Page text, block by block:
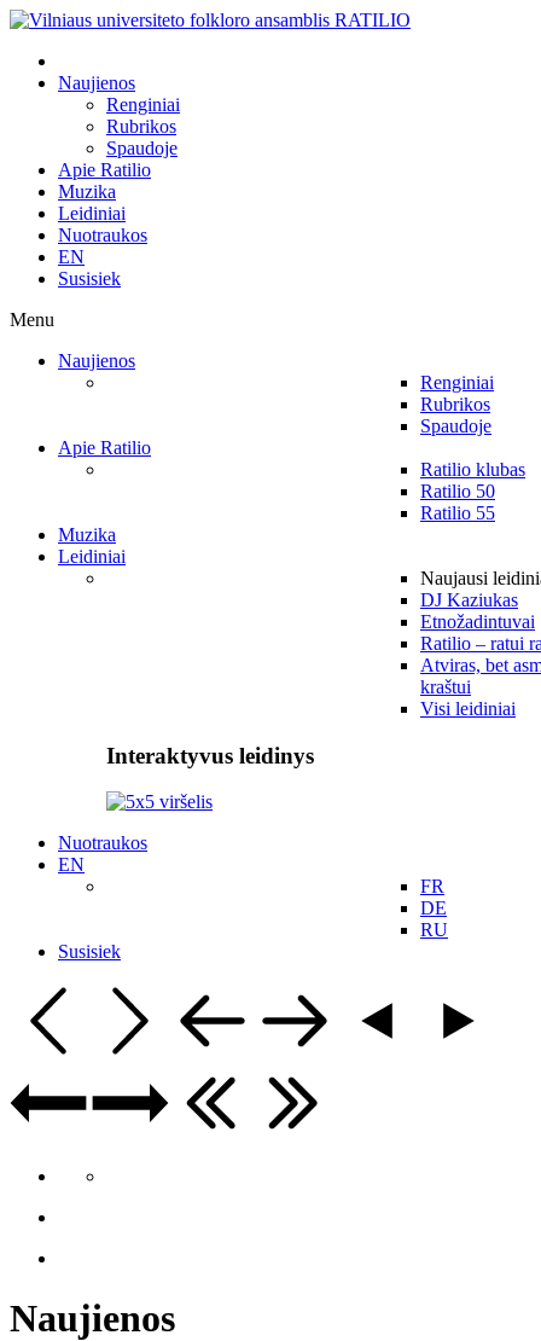
Naujienos
Renginiai
Rubrikos
Spaudoje
Apie Ratilio
Muzika
Leidiniai
Nuotraukos
EN
Susisiek
Menu
Naujienos
Renginiai
Rubrikos
Spaudoje
Apie Ratilio
Ratilio klubas
Ratilio 50
Ratilio 55
Muzika
Leidiniai
Naujausi
DJ Kaziukas
Etnožadintuvai
Ratilio – ratui
Atviras, bet
kraštui
Visi leidiniai
Interaktyvus leidinys
Nuotraukos
EN
FR
DE
RU
Susisiek
Naujienos